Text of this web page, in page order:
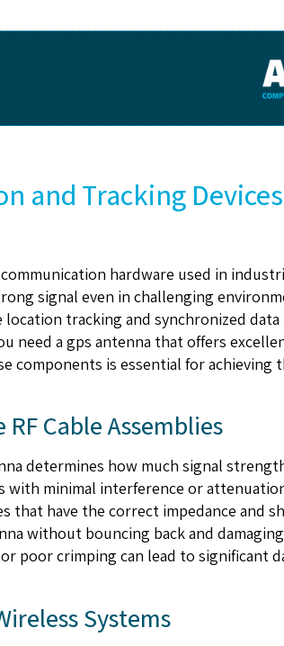
and Tracking Devices
hardware used in
signal even in challenging
tracking and synchronized data
need a gps antenna that offers
components is essential for achieving
Cable Assemblies
determines how much signal
with minimal interference or
have the correct impedance and
without bouncing back and
poor crimping can lead to significant
Systems